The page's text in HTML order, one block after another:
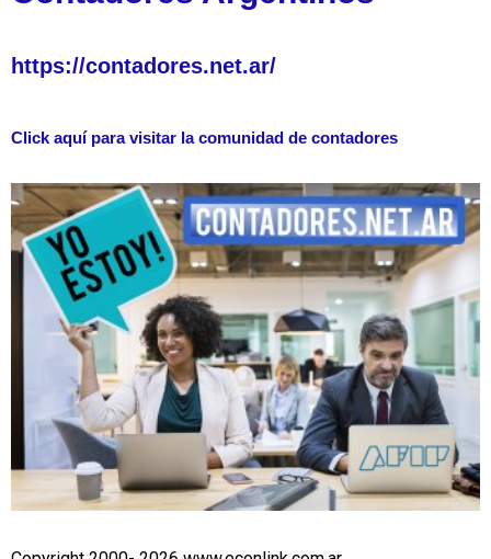
https://contadores.net.ar/
Click aquí para visitar la comunidad de contadores